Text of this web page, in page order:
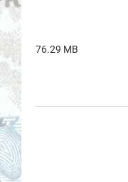
76.29 MB